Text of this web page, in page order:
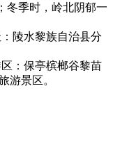
冬季时，岭北阴郁一
陵水黎族自治县分
：保亭槟榔谷黎苗
游景区。